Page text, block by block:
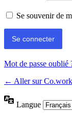
Se souvenir de
Mot de passe oublié
← Aller sur
Langue